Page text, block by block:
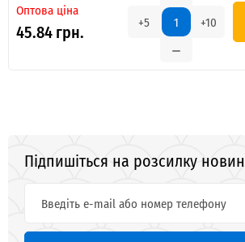
Оптова ціна
45.84 грн. +5 +10
Підпишіться на розсилку новин